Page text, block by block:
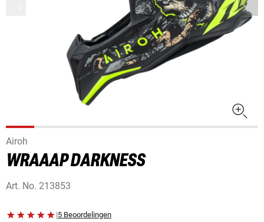
Airoh
WRAAAP DARKNESS
Art. No. 213853
|5 Beoordelingen